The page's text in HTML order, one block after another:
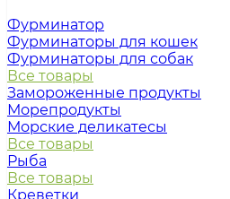
Фурминатор
Фурминаторы для кошек
Фурминаторы для собак
Все товары
Замороженные продукты
Морепродукты
Морские деликатесы
Все товары
Рыба
Все товары
Креветки